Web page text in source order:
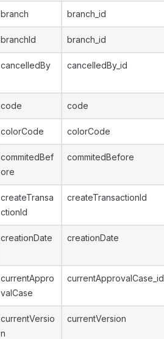
branch branch_id
branchId branch_id
cancelledBy cancelledBy_id
code code
colorCode colorCode
commitedBef
ore
commitedBefore
createTransa
ctionId
createTransactionId
creationDate creationDate
currentAppro
valCase
currentApprovalCase_id
currentVersio
n
currentVersion